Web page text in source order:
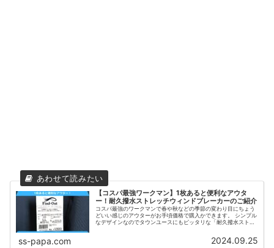
【コスパ最強ワークマン】1枚あると便利なアウタ
ー！耐久撥水ストレッチウィンドブレーカーのご紹介
コスパ最強のワークマンで春や秋などの季節の変わり目にちょう
どいい感じのアウターがお手頃価格で購入かできます。 シンプル
なデザインなのでタウンユースにもピッタリな「耐久撥水ストレ
ss-papa.com 2024.09.25